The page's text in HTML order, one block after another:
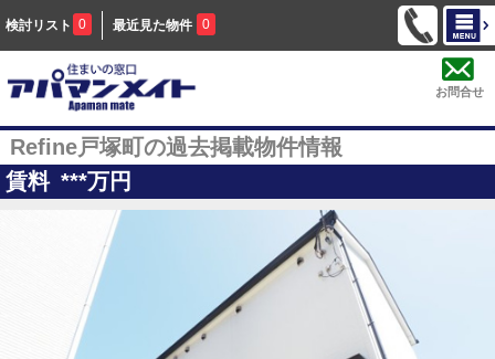
検討リスト 0 最近見た物件 0
お問合せ
Refine戸塚町の過去掲載物件情報
賃料 ***万円